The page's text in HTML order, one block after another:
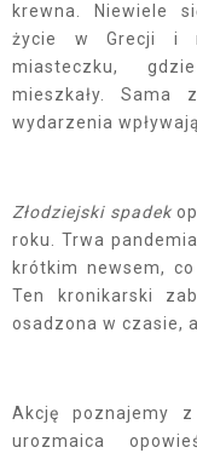
krewna. Niewiele
życie w Grecji i
miasteczku,
mieszkały.
wydarzenia
Złodziejski spadek
roku. Trwa
krótkim newsem,
Ten kronikarski
osadzona w czasie,
Akcję poznajemy
urozmaica